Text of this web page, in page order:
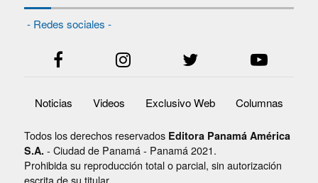
- Redes sociales -
Noticias Videos Exclusivo Web Columnas
Todos los derechos reservados Editora Panamá América
S.A. - Ciudad de Panamá - Panamá 2021.
Prohibida su reproducción total o parcial, sin autorización